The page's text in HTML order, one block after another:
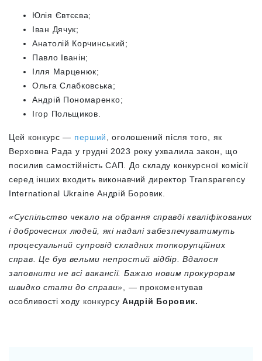
Юлія Євтєєва;
Іван Дячук;
Анатолій Корчинський;
Павло Іванін;
Ілля Марценюк;
Ольга Слабковська;
Андрій Пономаренко;
Ігор Польщиков.
Цей конкурс — перший
, оголошений після того, як
Верховна Рада у грудні 2023 року ухвалила закон, що
посилив самостійність САП. До складу конкурсної комісії
серед інших входить виконавчий директор Transparency
International Ukraine Андрій Боровик.
«Суспільство чекало на обрання справді кваліфікованих
і доброчесних людей, які надалі забезпечуватимуть
процесуальний супровід складних топкорупційних
справ. Це був вельми непростий відбір. Вдалося
заповнити не всі вакансії. Бажаю новим прокурорам
швидко стати до справи» , — прокоментував
особливості ходу конкурсуАндрій Боровик.